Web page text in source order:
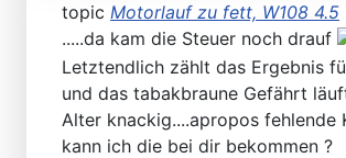
topic Motorlauf zu fett, W108 4.5
.....da kam die Steuer noch drauf
Letztendlich zählt das Ergebnis
und das tabakbraune Gefährt
Alter knackig....apropos fehlende
kann ich die bei dir bekommen ?